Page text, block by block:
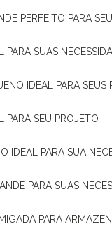
PERFEITO PARA
PARA SUAS
IDEAL PARA SEUS
PARA SEU PROJETO
IDEAL PARA SUA
PARA SUAS
PARA